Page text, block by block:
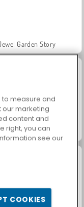
Garden Story
Scala 40
measure and
our marketing
content and
right, you can
see our
COOKIES